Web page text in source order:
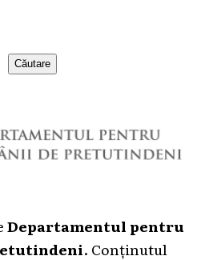
Căutare
Departamentul pentru
. Conținutul